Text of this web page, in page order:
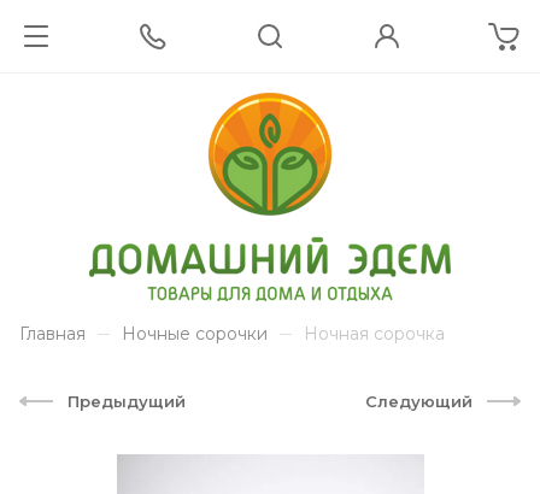
Главная Ночные сорочки Ночная сорочка
Предыдущий Следующий